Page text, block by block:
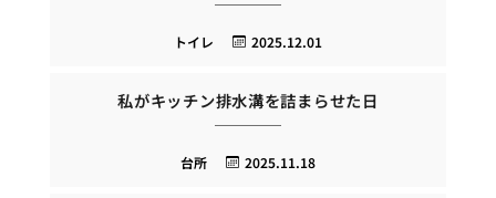
2025.12.01
トイレ
私がキッチン排水溝を詰まらせた日
2025.11.18
台所